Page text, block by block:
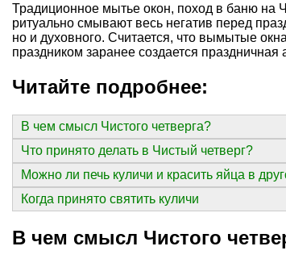
Традиционное мытье окон, поход в баню на
ритуально смывают весь негатив перед
но и духовного. Считается, что вымытые
праздником заранее создается праздничная
Читайте подробнее:
В чем смысл Чистого четверга?
Что принято делать в Чистый четверг?
Можно ли печь куличи и красить яйца в
Когда принято святить куличи
В чем смысл Чистого